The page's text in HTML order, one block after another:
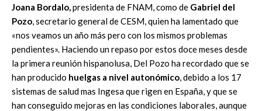
Joana Bordalo,presidenta de FNAM, como de Gabriel del
Pozo, secretario general de CESM, quien ha lamentado que
«nos veamos un año más pero con los mismos problemas
pendientes». Haciendo un repaso por estos doce meses desde
la primera reunión hispanolusa, Del Pozo ha recordado que se
han producido huelgas a nivel autonómico, debido a los 17
sistemas de salud mas Ingesa que rigen en España, y que se
han conseguido mejoras en las condiciones laborales, aunque